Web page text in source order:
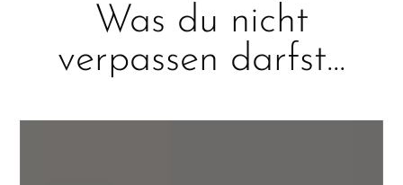
Was du nicht
verpassen darfst...